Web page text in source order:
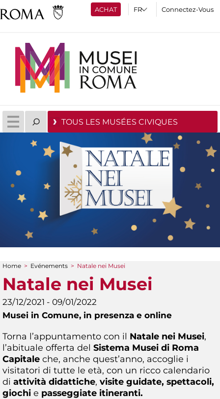
ACHAT Connectez-Vous
TOUS LES MUSÉES CIVIQUES
You are here
Home > Evénements > Natale nei Musei
Natale nei Musei
23/12/2021 - 09/01/2022
Musei in Comune, in presenza e online
Torna l’appuntamento con il Natale nei Musei,
l’abituale offerta del Sistema Musei di Roma
Capitale che, anche quest’anno, accoglie i
visitatori di tutte le età, con un ricco calendario
di attività didattiche, visite guidate, spettacoli,
giochi e passeggiate itineranti.